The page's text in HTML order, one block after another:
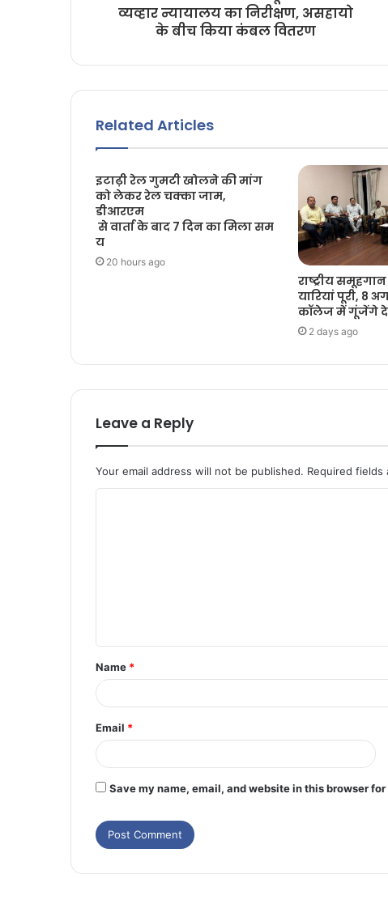
व्यव्हार न्यायालय का निरीक्षण, असहायो
के बीच किया कंबल वितरण
Related Articles
इटाढ़ी रेल गुमटी खोलने की मांग
को लेकर रेल चक्का जाम,
डीआरएम
से वार्ता के बाद 7 दिन का मिला सम
य
20 hours ago
राष्ट्रीय
यारियां पूरी, 8
कॉलेज में गूंजेंगे
2 days ago
Leave a Reply
Your email address will not be published. Required fields
Name *
Email *
Save my name, email, and website in this browser